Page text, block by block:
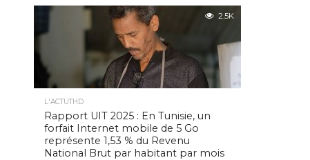
2.5K
L'ACTUTHD
Rapport UIT 2025 : En Tunisie, un
forfait Internet mobile de 5 Go
représente 1,53 % du Revenu
National Brut par habitant par mois